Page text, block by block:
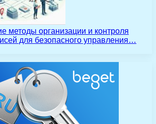
методы организации и контроля
для безопасного управления…